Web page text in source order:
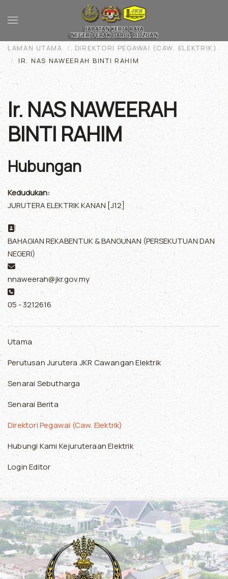
Skip to main content
LAMAN UTAMA
DIREKTORI PEGAWAI (CAW. ELEKTRIK)
IR. NAS NAWEERAH BINTI RAHIM
Ir. NAS NAWEERAH
BINTI RAHIM
Hubungan
Kedudukan:
JURUTERA ELEKTRIK KANAN [J12]
Alamat:
BAHAGIAN REKABENTUK & BANGUNAN (PERSEKUTUAN DAN
NEGERI)
E-mel:
nnaweerah@jkr.gov.my
Telefon:
05 - 3212616
Utama
Perutusan Jurutera JKR Cawangan Elektrik
Senarai Sebutharga
Senarai Berita
Direktori Pegawai (Caw. Elektrik)
Hubungi Kami Kejuruteraan Elektrik
Login Editor